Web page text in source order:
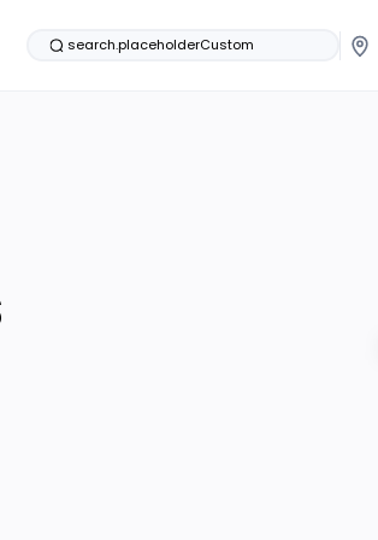
search.placeholderCustom